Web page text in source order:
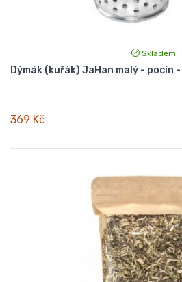
Skladem
Dýmák (kuřák) JaHan malý - pocín -
369 Kč